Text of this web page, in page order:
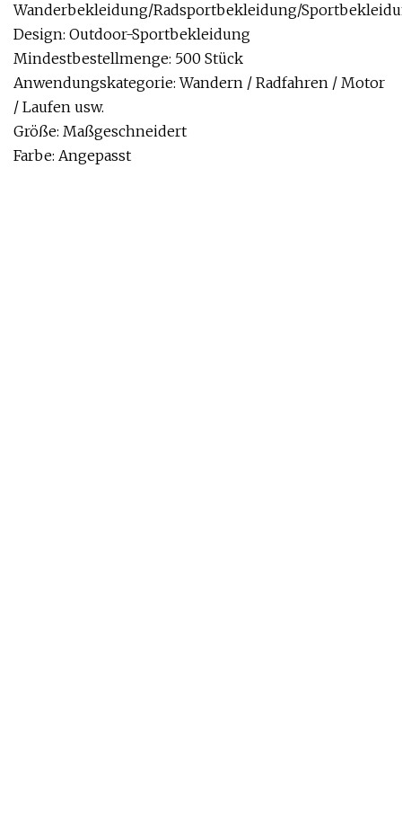
Wanderbekleidung/Radsportbekleidung/
Design: Outdoor-Sportbekleidung
Mindestbestellmenge: 500 Stück
Anwendungskategorie: Wandern / Radfahren / Motor
/ Laufen usw.
Größe: Maßgeschneidert
Farbe: Angepasst